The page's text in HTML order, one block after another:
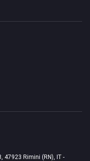
47923 Rimini (RN), IT -